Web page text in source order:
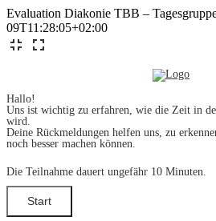
Zum
Inhalt
springen
Evaluation Diakonie TBB –
09T11:28:05+02:00
Hallo!
Uns ist wichtig zu erfahren, wie die Zeit in
wird.
Deine Rückmeldungen helfen uns, zu
noch besser machen können.
Die Teilnahme dauert ungefähr 10 Minuten.